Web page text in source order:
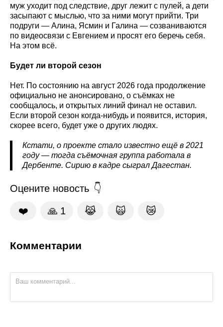
муж уходит под следствие, друг лежит с пулей, а дети
засыпают с мыслью, что за ними могут прийти. Три
подруги — Алина, Ясмин и Галина — созваниваются
по видеосвязи с Евгением и просят его беречь себя.
На этом всё.
Будет ли второй сезон
Нет. По состоянию на август 2026 года продолжение
официально не анонсировано, о съёмках не
сообщалось, и открытых линий финал не оставил.
Если второй сезон когда-нибудь и появится, история,
скорее всего, будет уже о других людях.
Кстати, о проекте стало известно ещё в 2021
году — тогда съёмочная группа работала в
Дербенте. Сирию в кадре сыграл Дагестан.
Оцените новость
❤️ 🙏 1 😹 🙀 😿
Комментарии